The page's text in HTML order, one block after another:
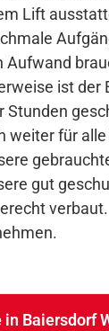
Lift
Aufwand
ist der
Stunden
weiter für
gut
in Baiersdorf